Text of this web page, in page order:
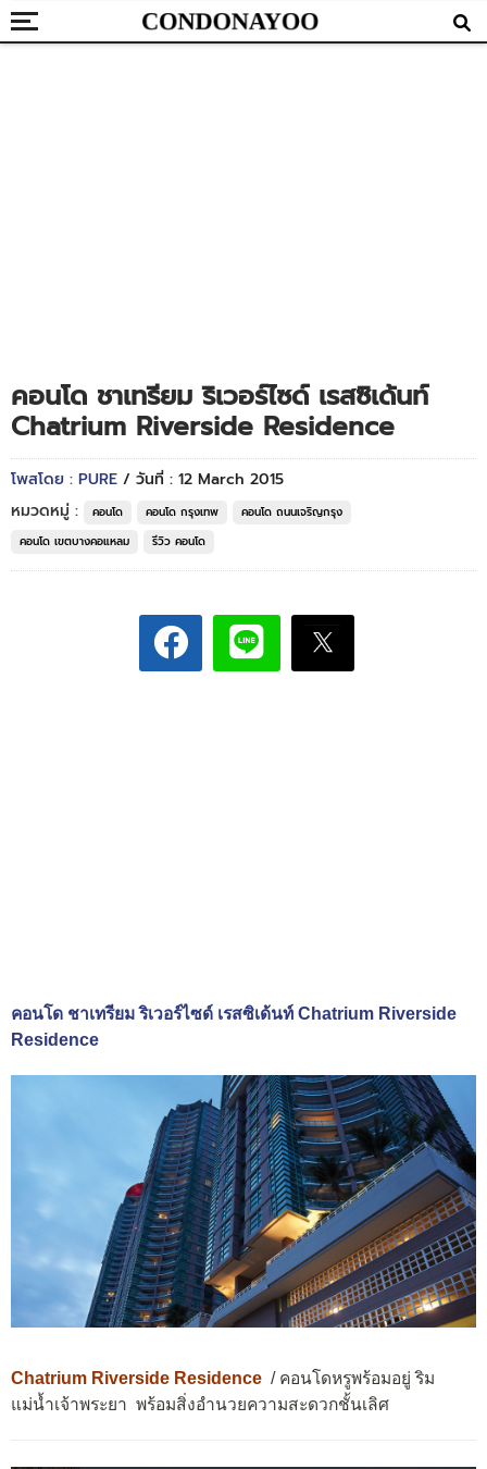
คอนโด ชาเทรียม ริเวอร์ไซด์ เรสซิเด้นท์
Chatrium Riverside Residence
โพสโดย : PURE / วันที่ : 12 March 2015
หมวดหมู่ :
คอนโด คอนโด กรุงเทพ
คอนโด ถนนเจริญกรุง
คอนโด เขตบางคอแหลม
รีวิว คอนโด
คอนโด ชาเทรียม ริเวอร์ไซด์ เรสซิเด้นท์ Chatrium Riverside
Residence
Chatrium Riverside Residence / คอนโดหรูพร้อมอยู่ ริม
แม่น้ำเจ้าพระยา พร้อมสิ่งอำนวยความสะดวกชั้นเลิศ